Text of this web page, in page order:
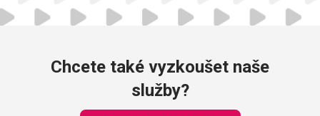
Chcete také vyzkoušet naše
služby?